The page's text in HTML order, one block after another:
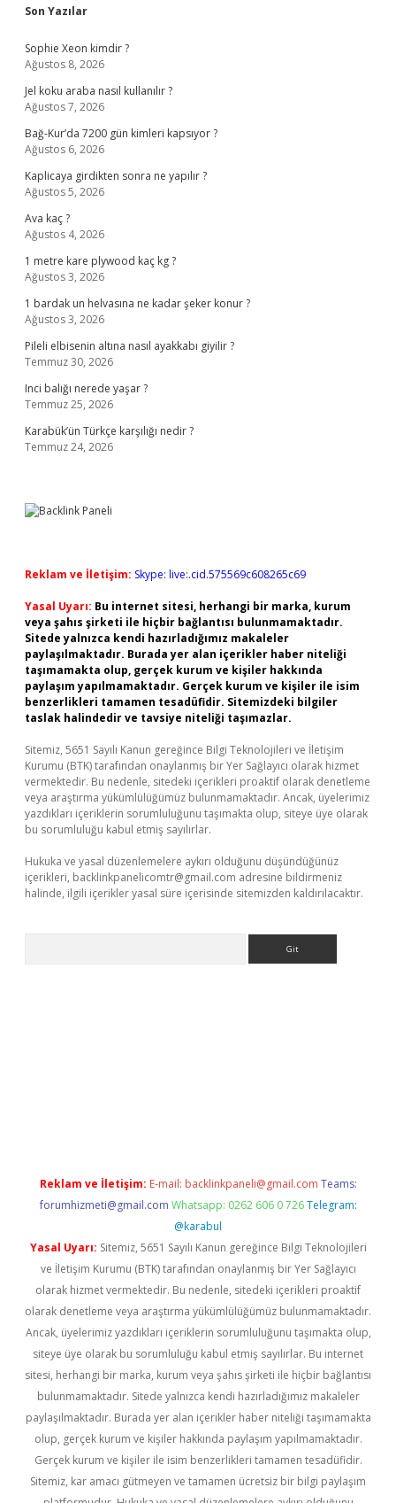
Sidebar
Son Yazılar
Sophie Xeon kimdir ?
Ağustos 8, 2026
Jel koku araba nasıl kullanılır ?
Ağustos 7, 2026
Bağ-Kur’da 7200 gün kimleri kapsıyor ?
Ağustos 6, 2026
Kaplicaya girdikten sonra ne yapılır ?
Ağustos 5, 2026
Ava kaç ?
Ağustos 4, 2026
1 metre kare plywood kaç kg ?
Ağustos 3, 2026
1 bardak un helvasına ne kadar şeker konur ?
Ağustos 3, 2026
Pileli elbisenin altına nasıl ayakkabı giyilir ?
Temmuz 30, 2026
Inci balığı nerede yaşar ?
Temmuz 25, 2026
Karabük’ün Türkçe karşılığı nedir ?
Temmuz 24, 2026
Reklam ve İletişim: Skype: live:.cid.575569c608265c69
Yasal Uyarı: Bu internet sitesi, herhangi bir marka, kurum
veya şahıs şirketi ile hiçbir bağlantısı bulunmamaktadır.
Sitede yalnızca kendi hazırladığımız makaleler
paylaşılmaktadır. Burada yer alan içerikler haber niteliği
taşımamakta olup, gerçek kurum ve kişiler hakkında
paylaşım yapılmamaktadır. Gerçek kurum ve kişiler ile isim
benzerlikleri tamamen tesadüfidir. Sitemizdeki bilgiler
taslak halindedir ve tavsiye niteliği taşımazlar.
Sitemiz, 5651 Sayılı Kanun gereğince Bilgi Teknolojileri ve İletişim
Kurumu (BTK) tarafından onaylanmış bir Yer Sağlayıcı olarak hizmet
vermektedir. Bu nedenle, sitedeki içerikleri proaktif olarak denetleme
veya araştırma yükümlülüğümüz bulunmamaktadır. Ancak, üyelerimiz
yazdıkları içeriklerin sorumluluğunu taşımakta olup, siteye üye olarak
bu sorumluluğu kabul etmiş sayılırlar.
Hukuka ve yasal düzenlemelere aykırı olduğunu düşündüğünüz
içerikleri, backlinkpanelicomtr@gmail.com adresine bildirmeniz
halinde, ilgili içerikler yasal süre içerisinde sitemizden kaldırılacaktır.
Reklam ve İletişim: E-mail: backlinkpaneli@gmail.com Teams:
forumhizmeti@gmail.com Whatsapp: 0262 606 0 726 Telegram:
@karabul
Yasal Uyarı: Sitemiz, 5651 Sayılı Kanun gereğince Bilgi Teknolojileri
ve İletişim Kurumu (BTK) tarafından onaylanmış bir Yer Sağlayıcı
olarak hizmet vermektedir. Bu nedenle, sitedeki içerikleri proaktif
olarak denetleme veya araştırma yükümlülüğümüz bulunmamaktadır.
Ancak, üyelerimiz yazdıkları içeriklerin sorumluluğunu taşımakta olup,
siteye üye olarak bu sorumluluğu kabul etmiş sayılırlar. Bu internet
sitesi, herhangi bir marka, kurum veya şahıs şirketi ile hiçbir bağlantısı
bulunmamaktadır. Sitede yalnızca kendi hazırladığımız makaleler
paylaşılmaktadır. Burada yer alan içerikler haber niteliği taşımamakta
olup, gerçek kurum ve kişiler hakkında paylaşım yapılmamaktadır.
Gerçek kurum ve kişiler ile isim benzerlikleri tamamen tesadüfidir.
Sitemiz, kar amacı gütmeyen ve tamamen ücretsiz bir bilgi paylaşım